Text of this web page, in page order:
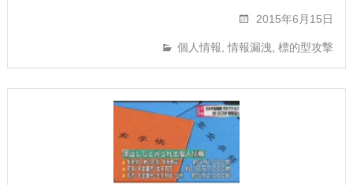
2015年6月15日
個人情報 ,情報漏洩 ,標的型攻撃